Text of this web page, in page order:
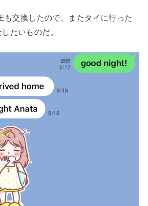
も交換したので、またタイに行った
たいものだ。